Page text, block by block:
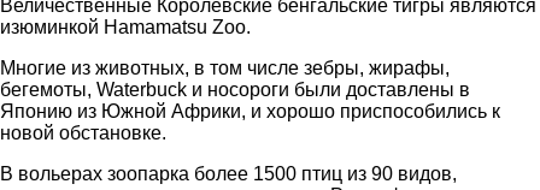
Величественные Королевские бенгальские тигры являются
изюминкой Hamamatsu Zoo.
Многие из животных, в том числе зебры, жирафы,
бегемоты, Waterbuck и носороги были доставлены в
Японию из Южной Африки, и хорошо приспособились к
новой обстановке.
В вольерах зоопарка более 1500 птиц из 90 видов,